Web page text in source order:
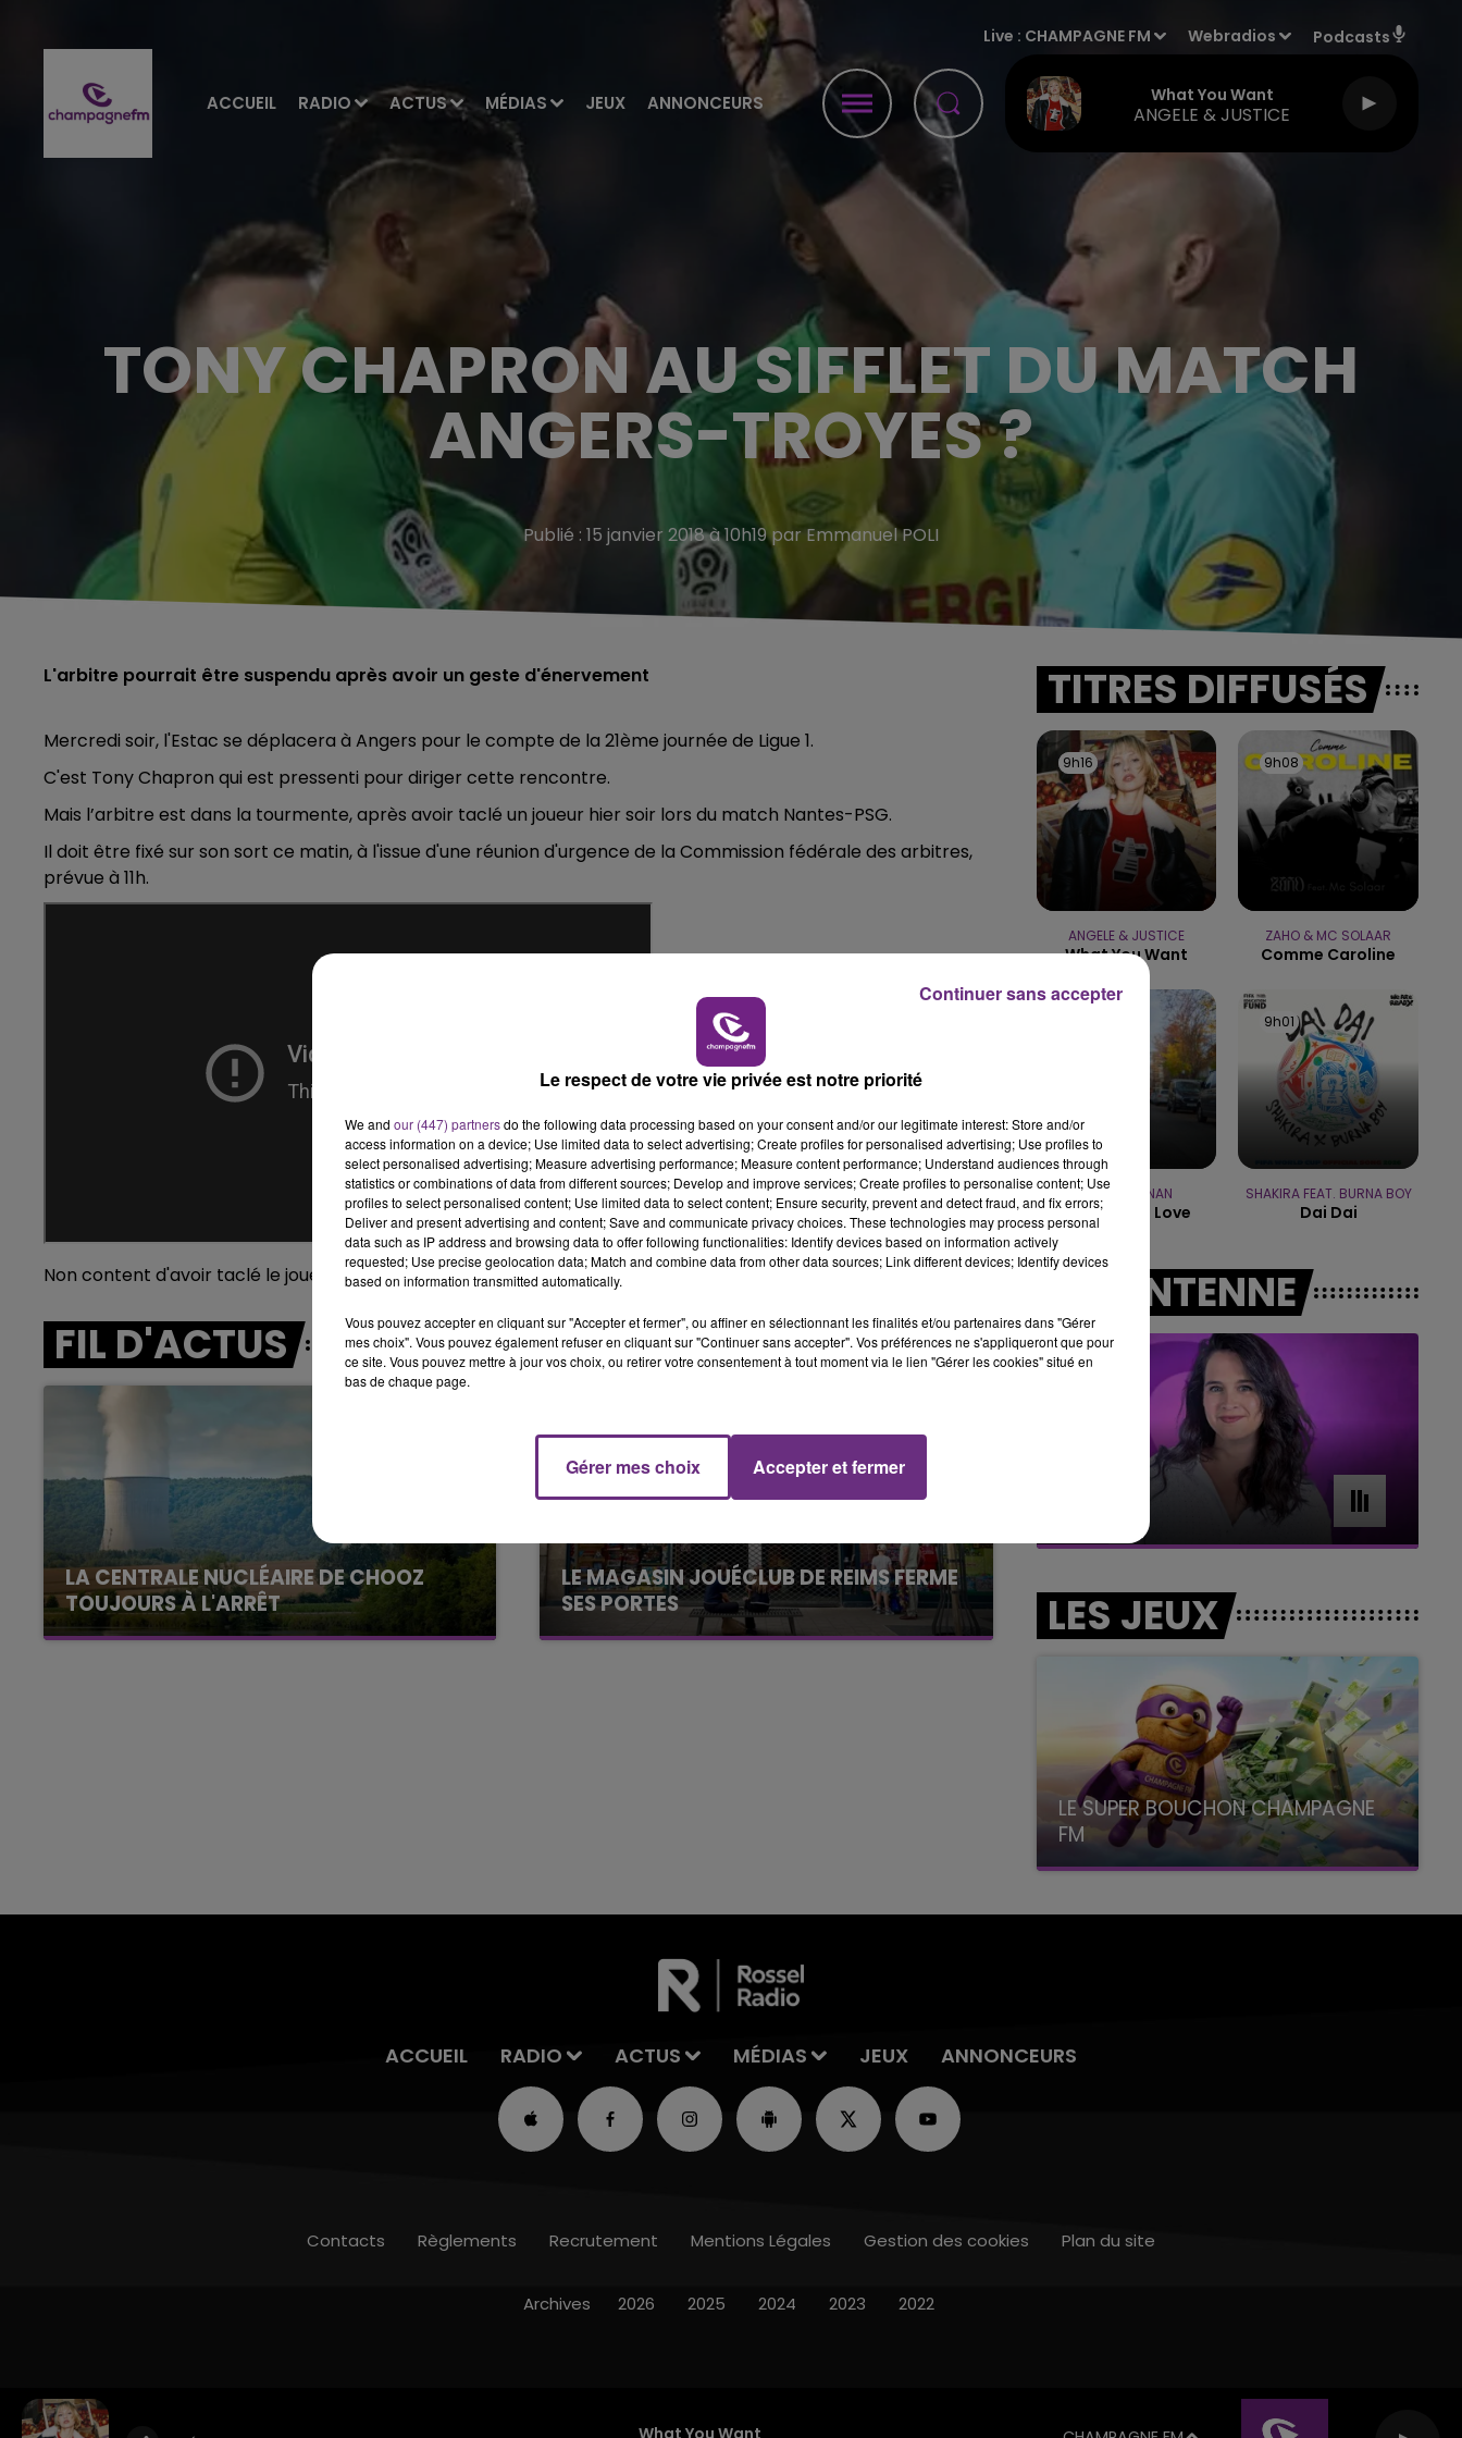
ACCUEIL RADIO ACTUS MÉDIAS JEUX ANNONCEURS
Live : CHAMPAGNE FM Webradios Podcasts
What You Want
ANGELE & JUSTICE
LE WEEK-END CHAMPAGNE FM
16h00 - 20h00
LE WEEK-END CHAMPAGNE FM
TONY CHAPRON AU SIFFLET DU MATCH
ANGERS-TROYES ?
Publié : 15 janvier 2018 à 10h19 par Emmanuel POLI
L'arbitre pourrait être suspendu après avoir un geste d'énervement
Mercredi soir, l'Estac se déplacera à Angers pour le compte de la 21ème journée de Ligue 1.
C'est Tony Chapron qui est pressenti pour diriger cette rencontre.
Mais l’arbitre est dans la tourmente, après avoir taclé un joueur hier soir lors du match Nantes-PSG.
Il doit être fixé sur son sort ce matin, à l'issue d'une réunion d'urgence de la Commission fédérale des arbitres,
prévue à 11h.
Non content d'avoir taclé le joueur, Tony Chapron l'a également expulsé.
FIL D'ACTUS
LA CENTRALE NUCLÉAIRE DE CHOOZ
TOUJOURS À L'ARRÊT
Cela fait déjà une semaine que la centrale
LE MAGASIN JOUÉCLUB DE REIMS FERME
SES PORTES
C'était l'une des institutions du centre-ville
TITRES DIFFUSÉS
9h16
9h16
ANGELE & JUSTICE
What You Want
9h08
9h08
ZAHO & MC SOLAAR
Comme Caroline
TOM GRENNAN
Little Bit Of Love
9h01
9h01
SHAKIRA FEAT. BURNA BOY
Dai Dai
A L'ANTENNE
16h00 - 20h00
Le Week-end Champagne FM Le week-end Champagne FM
LES JEUX
LE SUPER BOUCHON CHAMPAGNE
FM
avec La Famille Champagne FM, à 8H10
ACCUEIL RADIO ACTUS MÉDIAS JEUX ANNONCEURS
What You Want
Contacts Règlements Recrutement Mentions Légales Gestion des cookies Plan du site
Archives 2026 2025 2024 2023 2022
Le respect de votre vie privée est notre priorité
We and our (447) partnersdo the following data processing based on your consent and/or our legitimate interest: Store and/or
access information on a device; Use limited data to select advertising; Create profiles for personalised advertising; Use profiles to
select personalised advertising; Measure advertising performance; Measure content performance; Understand audiences through
statistics or combinations of data from different sources; Develop and improve services; Create profiles to personalise content; Use
profiles to select personalised content; Use limited data to select content; Ensure security, prevent and detect fraud, and fix errors;
Deliver and present advertising and content; Save and communicate privacy choices. These technologies may process personal
data such as IP address and browsing data to offer following functionalities: Identify devices based on information actively
requested; Use precise geolocation data; Match and combine data from other data sources; Link different devices; Identify devices
based on information transmitted automatically.
Vous pouvez accepter en cliquant sur "Accepter et fermer", ou affiner en sélectionnant les finalités et/ou partenaires dans "Gérer
mes choix". Vous pouvez également refuser en cliquant sur "Continuer sans accepter". Vos préférences ne s'appliqueront que pour
ce site. Vous pouvez mettre à jour vos choix, ou retirer votre consentement à tout moment via le lien "Gérer les cookies" situé en
bas de chaque page.
Gérer mes choix Accepter et fermer
Continuer sans accepter